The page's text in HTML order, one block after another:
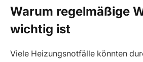
Warum regelmäßige
wichtig ist
Viele Heizungsnotfälle könnten